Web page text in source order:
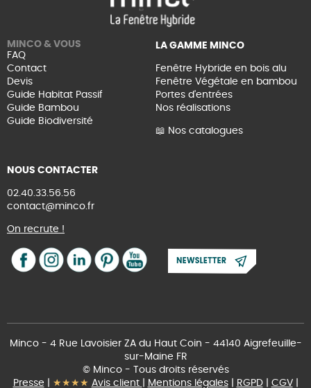
MINCO & VOUS
FAQ
Contact
Devis
Guide Habitat Passif
Guide Bambou
Guide Biodiversité
LA GAMME MINCO
Fenêtre Hybride en bois alu
Fenêtre Végétale en bambou
Portes d'entrées
Nos réalisations
📖 Nos catalogues
NOUS CONTACTER
02.40.33.56.56
contact@minco.fr
On recrute !
Minco - 4 Rue Lavoisier ZA du Haut Coin - 44140 Aigrefeuille-
sur-Maine FR
© Minco - Tous droits réservés
Presse
★★★★ Avis client Mentions légales| RGPD| CGV|